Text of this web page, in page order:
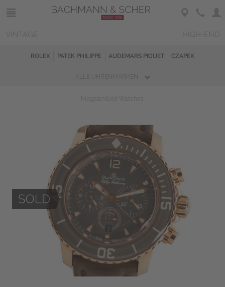
ROLEX PATEK PHILIPPE AUDEMARS PIGUET CZAPEK